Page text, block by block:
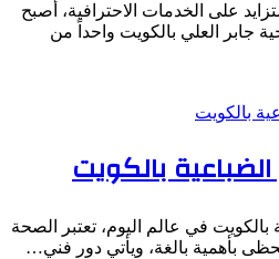
على الخدمات الاحترافية، أصبح
العلي بالكويت واحداً من
بالكويت
في عالم اليوم، تعتبر الصحة
بأهمية بالغة، ويأتي دور فني…